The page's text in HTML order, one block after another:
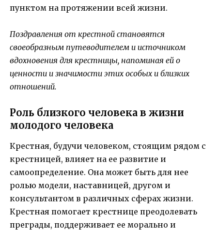
пунктом на протяжении всей жизни.
Поздравления от крестной становятся
своеобразным путеводителем и источником
вдохновения для крестницы, напоминая ей о
ценности и значимости этих особых и близких
отношений.
Роль близкого человека в жизни
молодого человека
Крестная, будучи человеком, стоящим рядом с
крестницей, влияет на ее развитие и
самоопределение. Она может быть для нее
ролью модели, наставницей, другом и
консультантом в различных сферах жизни.
Крестная помогает крестнице преодолевать
преграды, поддерживает ее морально и